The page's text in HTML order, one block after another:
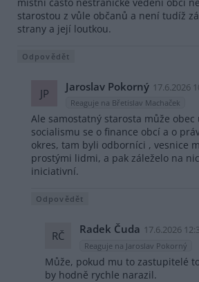
starostou z vůle občanů a není tudíž
strany a její loutkou.
Odpovědět
JP Jaroslav Pokorný 17.6.2026
Reaguje na Břetislav Machaček
Ale samostatný starosta může obec
socialismu se o finance obcí a o
okres, tam byli odborníci , vesnice
prostými lidmi, a pak záleželo na
iniciativní.
Odpovědět
RČ Radek Čuda 17.6.2026
Reaguje na Jaroslav Pokorný
Může, pokud mu to zastupitelé
by hodně rychle narazil.